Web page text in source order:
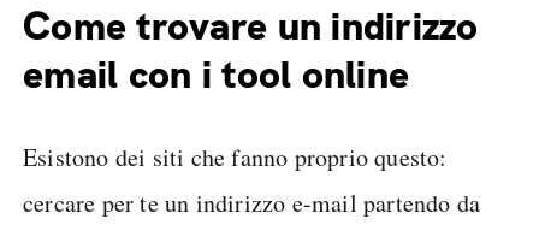
Come trovare un indirizzo
email con i tool online
Esistono dei siti che fanno proprio questo:
cercare per te un indirizzo e-mail partendo da